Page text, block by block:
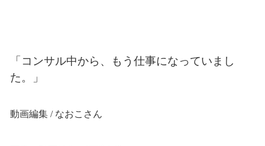
「コンサル中から、もう仕事になっていまし
た。」
動画編集 / なおこさん